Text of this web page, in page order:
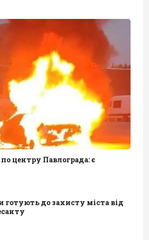
центру Павлограда: є
готують до захисту міста від